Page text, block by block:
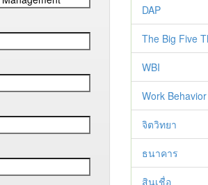
DAP
The Big Five
WBI
Work
จิตวิทยา
ธนาคาร
สินเชื่อ